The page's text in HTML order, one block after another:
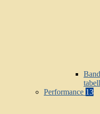
Performance 13